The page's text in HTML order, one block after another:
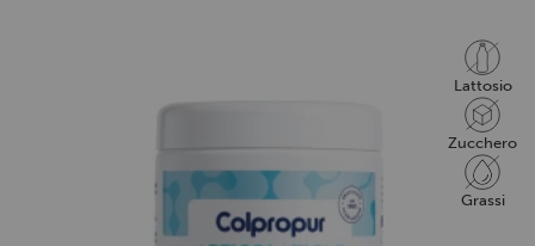
Lattosio
Zucchero
Grassi